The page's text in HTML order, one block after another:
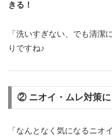
きる！
「洗いすぎない、でも清潔
りですね♪
② ニオイ・ムレ対策
「なんとなく気になるニオ